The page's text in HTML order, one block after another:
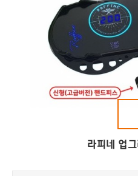
라피네 업